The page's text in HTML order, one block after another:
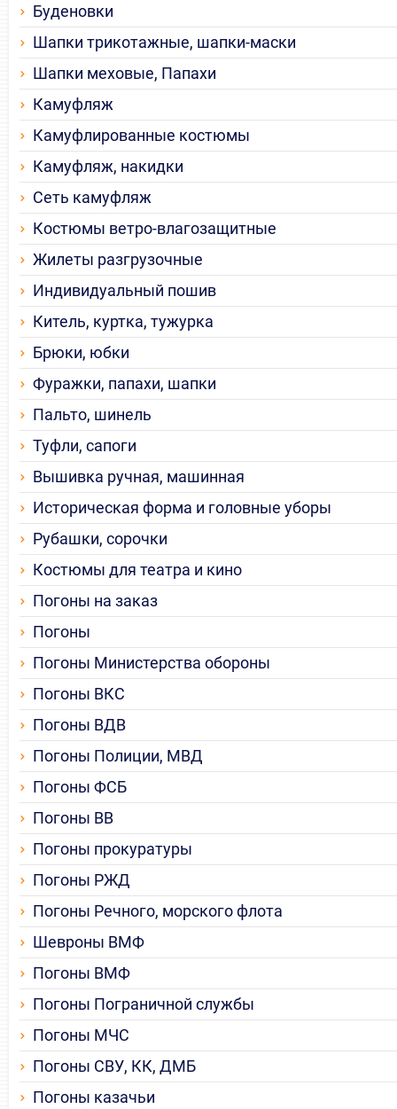
Буденовки
Шапки трикотажные, шапки-маски
Шапки меховые, Папахи
Камуфляж
Камуфлированные костюмы
Камуфляж, накидки
Сеть камуфляж
Костюмы ветро-влагозащитные
Жилеты разгрузочные
Индивидуальный пошив
Китель, куртка, тужурка
Брюки, юбки
Фуражки, папахи, шапки
Пальто, шинель
Туфли, сапоги
Вышивка ручная, машинная
Историческая форма и головные уборы
Рубашки, сорочки
Костюмы для театра и кино
Погоны на заказ
Погоны
Погоны Министерства обороны
Погоны ВКС
Погоны ВДВ
Погоны Полиции, МВД
Погоны ФСБ
Погоны ВВ
Погоны прокуратуры
Погоны РЖД
Погоны Речного, морского флота
Шевроны ВМФ
Погоны ВМФ
Погоны Пограничной службы
Погоны МЧС
Погоны СВУ, КК, ДМБ
Погоны казачьи